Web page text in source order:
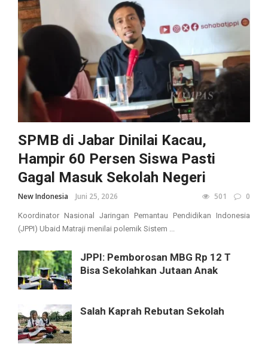
SPMB di Jabar Dinilai Kacau,
Hampir 60 Persen Siswa Pasti
Gagal Masuk Sekolah Negeri
New Indonesia Juni 25, 2026 501 0
Koordinator Nasional Jaringan Pemantau Pendidikan Indonesia
(JPPI) Ubaid Matraji menilai polemik Sistem ...
JPPI: Pemborosan MBG Rp 12 T
Bisa Sekolahkan Jutaan Anak
Salah Kaprah Rebutan Sekolah